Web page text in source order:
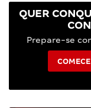
QUER
Prepare-se